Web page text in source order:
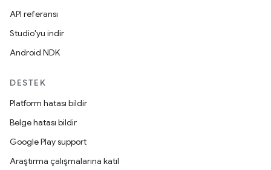
API referansı
Studio'yu indir
Android NDK
DESTEK
Platform hatası bildir
Belge hatası bildir
Google Play support
Araştırma çalışmalarına katıl